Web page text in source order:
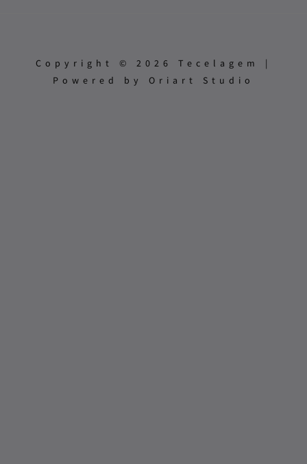
Copyright © 2026 Tecelagem |
Powered by Oriart Studio